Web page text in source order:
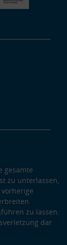
gesamte
zu unterlassen,
zu lassen.
dar